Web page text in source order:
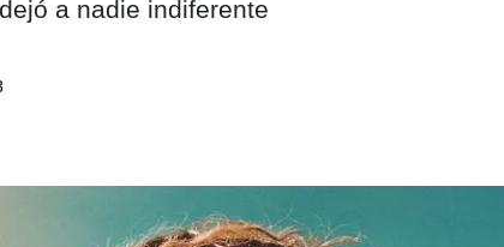
a nadie indiferente